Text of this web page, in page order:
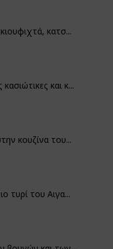
κατσ...
και κ...
κουζίνα του...
τυρί του Αιγα...